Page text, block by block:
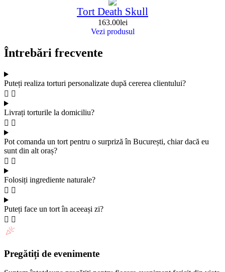
Tort Death Skull
163.00lei
Vezi produsul
Întrebări frecvente
Puteți realiza torturi personalizate după cererea clientului?
Livrați torturile la domiciliu?
Pot comanda un tort pentru o surpriză în București, chiar dacă eu
sunt din alt oraș?
Folosiți ingrediente naturale?
Puteți face un tort în aceeași zi?
Pregătiți de evenimente